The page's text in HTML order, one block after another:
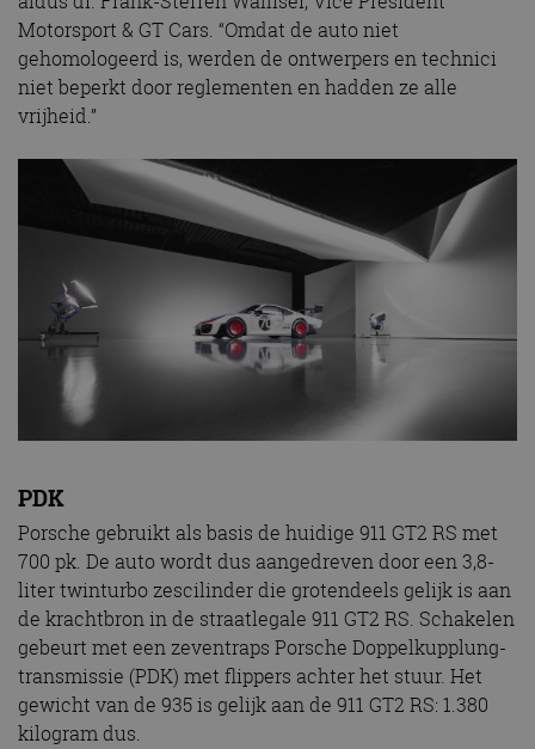
Motorsport & GT Cars. “Omdat de auto niet
gehomologeerd is, werden de ontwerpers en technici
niet beperkt door reglementen en hadden ze alle
vrijheid.”
PDK
Porsche gebruikt als basis de huidige 911 GT2 RS met
700 pk. De auto wordt dus aangedreven door een 3,8-
liter twinturbo zescilinder die grotendeels gelijk is aan
de krachtbron in de straatlegale 911 GT2 RS. Schakelen
gebeurt met een zeventraps Porsche Doppelkupplung-
transmissie (PDK) met flippers achter het stuur. Het
gewicht van de 935 is gelijk aan de 911 GT2 RS: 1.380
kilogram dus.